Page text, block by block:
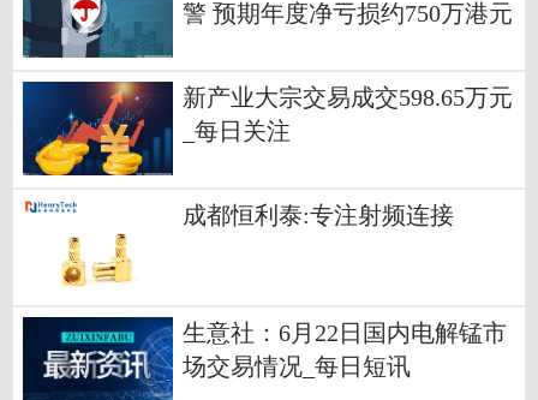
警 预期年度净亏损约750万港元
新产业大宗交易成交598.65万元
_每日关注
成都恒利泰:专注射频连接
生意社：6月22日国内电解锰市
场交易情况_每日短讯